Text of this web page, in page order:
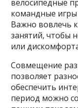
велосипедные
командные
Важно вовлечь
занятий, чтобы
или
Совмещение
позволяет
обеспечить
период можно